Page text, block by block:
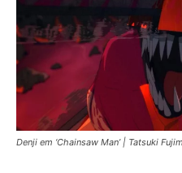
Denji em ‘Chainsaw Man’ | Tatsuki